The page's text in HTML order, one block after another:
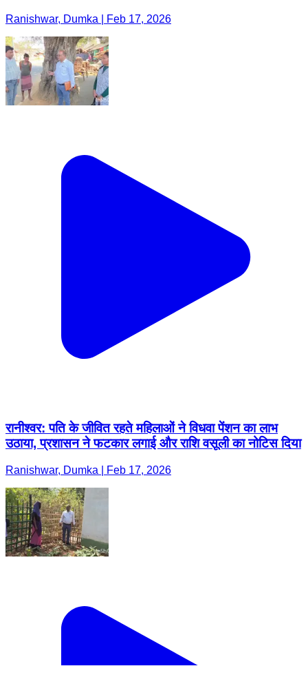
Ranishwar, Dumka | Feb 17, 2026
रानीश्वर: पति के जीवित रहते महिलाओं ने विधवा पेंशन का लाभ
उठाया, प्रशासन ने फटकार लगाई और राशि वसूली का नोटिस दिया
Ranishwar, Dumka | Feb 17, 2026